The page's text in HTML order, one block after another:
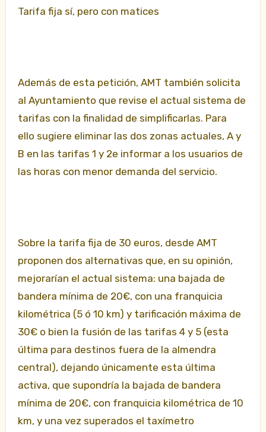
Tarifa fija sí, pero con matices
Además de esta petición, AMT también solicita
al Ayuntamiento que revise el actual sistema de
tarifas con la finalidad de simplificarlas. Para
ello sugiere eliminar las dos zonas actuales, A y
B en las tarifas 1 y 2e informar a los usuarios de
las horas con menor demanda del servicio.
Sobre la tarifa fija de 30 euros, desde AMT
proponen dos alternativas que, en su opinión,
mejorarían el actual sistema: una bajada de
bandera mínima de 20€, con una franquicia
kilométrica (5 ó 10 km) y tarificación máxima de
30€ o bien la fusión de las tarifas 4 y 5 (esta
última para destinos fuera de la almendra
central), dejando únicamente esta última
activa, que supondría la bajada de bandera
mínima de 20€, con franquicia kilométrica de 10
km, y una vez superados el taxímetro